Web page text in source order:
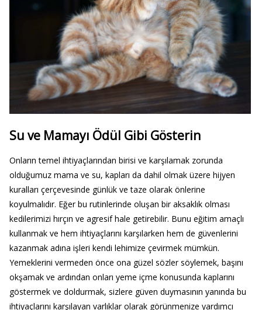
Su ve Mamayı Ödül Gibi Gösterin
Onların temel ihtiyaçlarından birisi ve karşılamak zorunda
olduğumuz mama ve su, kapları da dahil olmak üzere hijyen
kuralları çerçevesinde günlük ve taze olarak önlerine
koyulmalıdır. Eğer bu rutinlerinde oluşan bir aksaklık olması
kedilerimizi hırçın ve agresif hale getirebilir. Bunu eğitim amaçlı
kullanmak ve hem ihtiyaçlarını karşılarken hem de güvenlerini
kazanmak adına işleri kendi lehimize çevirmek mümkün.
Yemeklerini vermeden önce ona güzel sözler söylemek, başını
okşamak ve ardından onları yeme içme konusunda kaplarını
göstermek ve doldurmak, sizlere güven duymasının yanında bu
ihtiyaçlarını karşılayan varlıklar olarak görünmenize yardımcı